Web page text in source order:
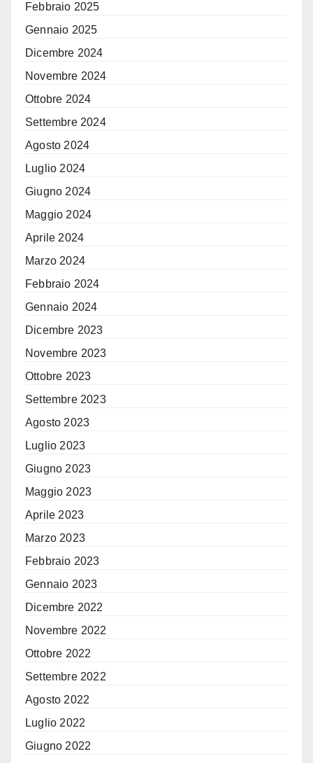
Febbraio 2025
Gennaio 2025
Dicembre 2024
Novembre 2024
Ottobre 2024
Settembre 2024
Agosto 2024
Luglio 2024
Giugno 2024
Maggio 2024
Aprile 2024
Marzo 2024
Febbraio 2024
Gennaio 2024
Dicembre 2023
Novembre 2023
Ottobre 2023
Settembre 2023
Agosto 2023
Luglio 2023
Giugno 2023
Maggio 2023
Aprile 2023
Marzo 2023
Febbraio 2023
Gennaio 2023
Dicembre 2022
Novembre 2022
Ottobre 2022
Settembre 2022
Agosto 2022
Luglio 2022
Giugno 2022